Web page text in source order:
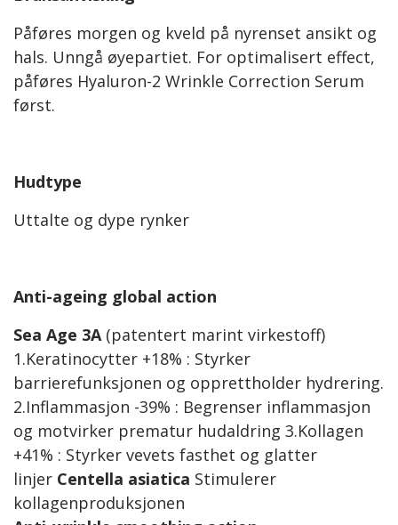
Påføres morgen og kveld på nyrenset ansikt og
hals. Unngå øyepartiet. For optimalisert effect,
påføres Hyaluron-2 Wrinkle Correction Serum
først.
Hudtype
Uttalte og dype rynker
Anti-ageing global action
Sea Age 3A (patentert marint virkestoff)
1.Keratinocytter +18% : Styrker
barrierefunksjonen og opprettholder hydrering.
2.Inflammasjon -39% : Begrenser inflammasjon
og motvirker prematur hudaldring 3.Kollagen
+41% : Styrker vevets fasthet og glatter
linjer Centella asiatica Stimulerer
kollagenproduksjonen